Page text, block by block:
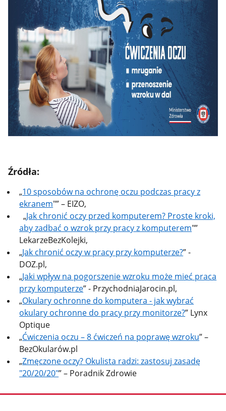
Źródła:
„10 sposobów na ochronę oczu podczas pracy z
ekranem"” – EIZO,
„Jak chronić oczy przed komputerem? Proste kroki,
aby zadbać o wzrok przy pracy z komputerem"”
LekarzeBezKolejki,
„Jak chronić oczy w pracy przy komputerze?”​ -
DOZ.pl,
„Jaki wpływ na pogorszenie wzroku może mieć praca
przy komputerze” - PrzychodniaJarocin.pl,
„Okulary ochronne do komputera - jak wybrać
okulary ochronne do pracy przy monitorze?” Lynx
Optique
„Ćwiczenia oczu – 8 ćwiczeń na poprawę wzroku” –
BezOkularów.pl
„Zmęczone oczy? Okulista radzi: zastosuj zasadę
"20/20/20"” – Poradnik Zdrowie